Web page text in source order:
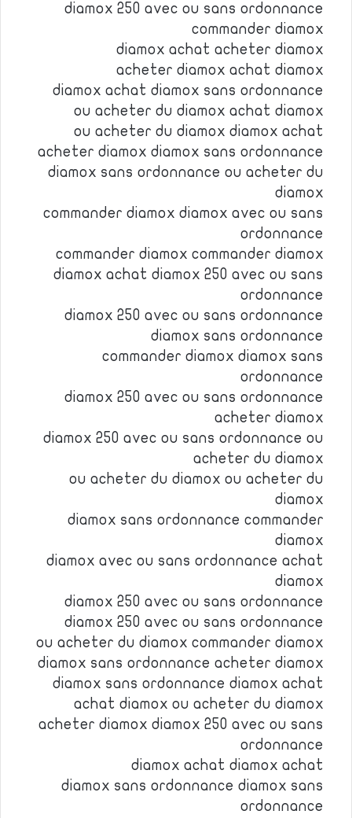
diamox 250 avec ou sans ordonnance
commander diamox
diamox achat acheter diamox
acheter diamox achat diamox
diamox achat diamox sans ordonnance
ou acheter du diamox achat diamox
ou acheter du diamox diamox achat
acheter diamox diamox sans ordonnance
diamox sans ordonnance ou acheter du
diamox
commander diamox diamox avec ou sans
ordonnance
commander diamox commander diamox
diamox achat diamox 250 avec ou sans
ordonnance
diamox 250 avec ou sans ordonnance
diamox sans ordonnance
commander diamox diamox sans
ordonnance
diamox 250 avec ou sans ordonnance
acheter diamox
diamox 250 avec ou sans ordonnance ou
acheter du diamox
ou acheter du diamox ou acheter du
diamox
diamox sans ordonnance commander
diamox
diamox avec ou sans ordonnance achat
diamox
diamox 250 avec ou sans ordonnance
diamox 250 avec ou sans ordonnance
ou acheter du diamox commander diamox
diamox sans ordonnance acheter diamox
diamox sans ordonnance diamox achat
achat diamox ou acheter du diamox
acheter diamox diamox 250 avec ou sans
ordonnance
diamox achat diamox achat
diamox sans ordonnance diamox sans
ordonnance